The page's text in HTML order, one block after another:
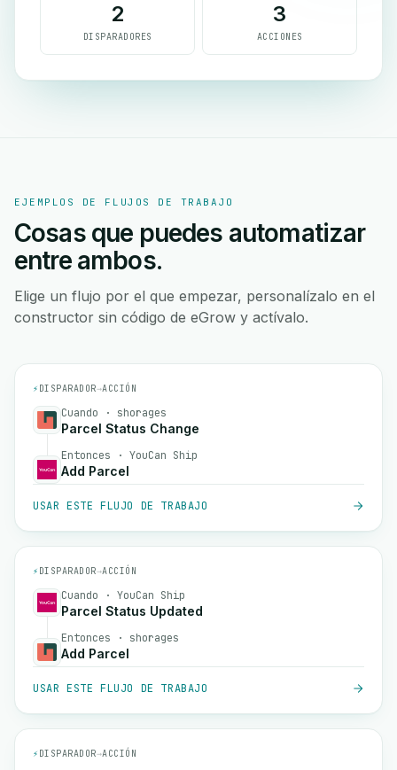
2
DISPARADORES
3
ACCIONES
EJEMPLOS DE FLUJOS DE TRABAJO
Cosas que puedes automatizar
entre ambos.
Elige un flujo por el que empezar, personalízalo en el
constructor sin código de eGrow y actívalo.
⚡ DISPARADOR→ACCIÓN
Cuando · shorages
Parcel Status Change
Entonces · YouCan Ship
Add Parcel
USAR ESTE FLUJO DE TRABAJO
⚡ DISPARADOR→ACCIÓN
Cuando · YouCan Ship
Parcel Status Updated
Entonces · shorages
Add Parcel
USAR ESTE FLUJO DE TRABAJO
⚡ DISPARADOR→ACCIÓN